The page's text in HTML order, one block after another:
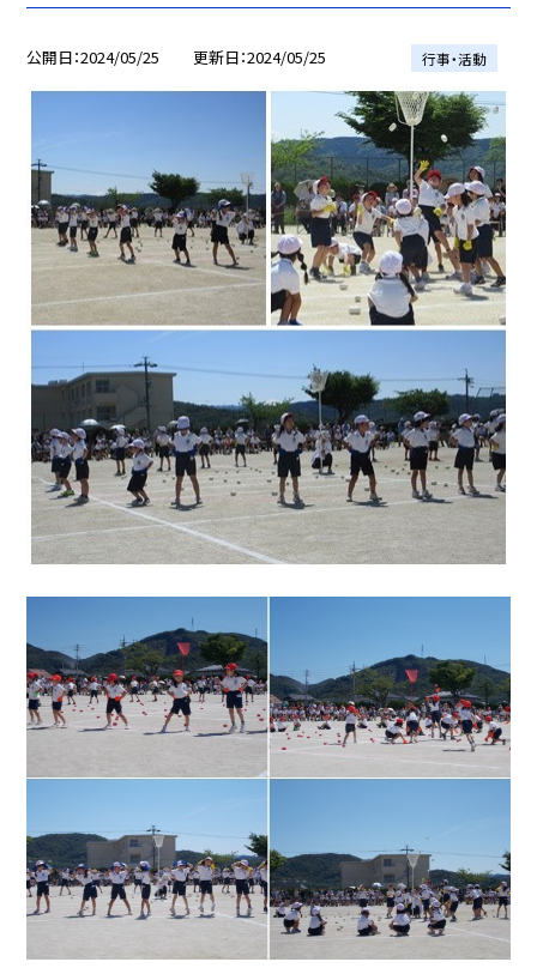
公開日 2024/05/25 更新日 2024/05/25 行事・活動